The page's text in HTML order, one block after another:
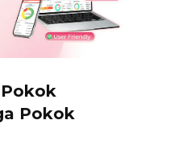
Pokok